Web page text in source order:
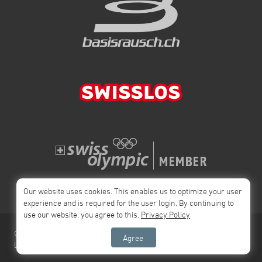
depending on the further development of cloud cover and wind.
Current Assessment • Saturday: good chances for a task • Sunday:
uncertain, slightly negative trend We will review the situation again
tomorrow in detail and discuss it with MeteoSwiss. The event will
© 2026 Swiss
League
Impressum
Our website uses cookies. This enables us to optimize your user
experience and is required for the user login. By continuing to
use our website, you agree to this. Privacy Policy
Agree